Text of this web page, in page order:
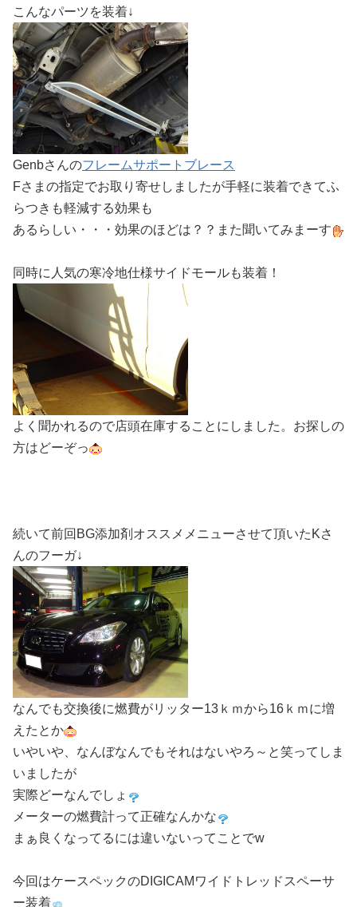
こんなパーツを装着↓
Genbさんのフレームサポートブレース
Fさまの指定でお取り寄せしましたが手軽に装着できてふ
らつきも軽減する効果も
あるらしい・・・効果のほどは？？また聞いてみまーす
同時に人気の寒冷地仕様サイドモールも装着！
よく聞かれるので店頭在庫することにしました。お探しの
方はどーぞっ
続いて前回BG添加剤オススメメニューさせて頂いたKさ
んのフーガ↓
なんでも交換後に燃費がリッター13ｋｍから16ｋｍに増
えたとか
いやいや、なんぼなんでもそれはないやろ～と笑ってしま
いましたが
実際どーなんでしょ
メーターの燃費計って正確なんかな
まぁ良くなってるには違いないってことでw
今回はケースペックのDIGICAMワイドトレッドスペーサ
ー装着